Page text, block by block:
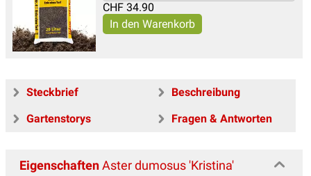
CHF 34.90
Steckbrief
Beschreibung
Gartenstorys
Fragen & Antworten
EigenschaftenAster dumosus 'Kristina'